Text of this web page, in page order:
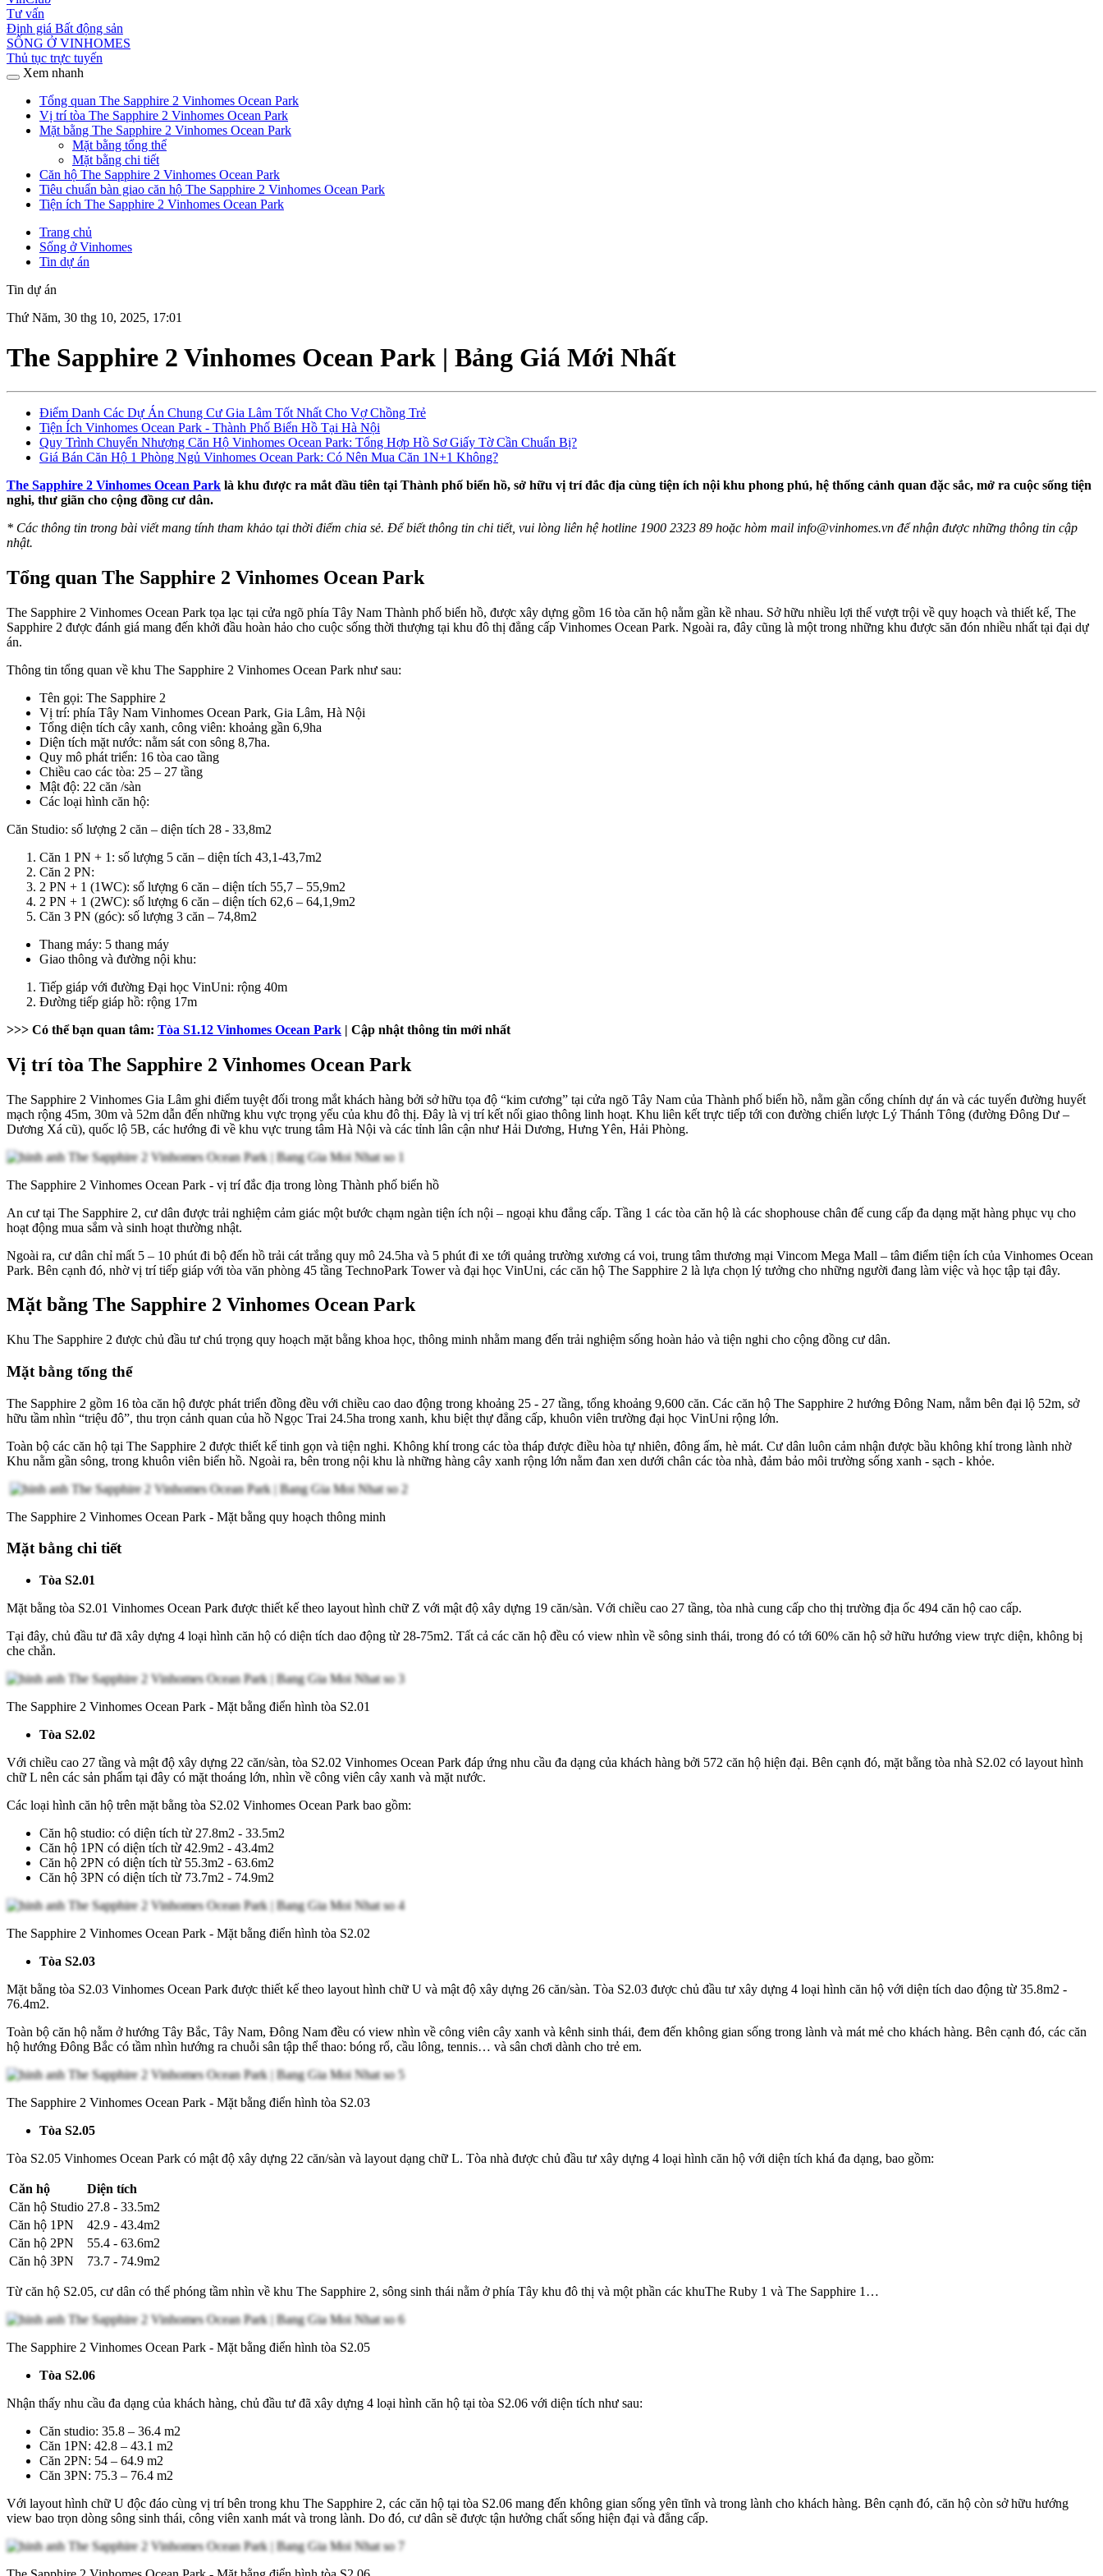
Tư vấn
Định giá Bất động sản
SỐNG Ở VINHOMES
Thủ tục trực tuyến
Xem nhanh
Tổng quan The Sapphire 2 Vinhomes Ocean Park
Vị trí tòa The Sapphire 2 Vinhomes Ocean Park
Mặt bằng The Sapphire 2 Vinhomes Ocean Park
Mặt bằng tổng thể
Mặt bằng chi tiết
Căn hộ The Sapphire 2 Vinhomes Ocean Park
Tiêu chuẩn bàn giao căn hộ The Sapphire 2 Vinhomes Ocean Park
Tiện ích The Sapphire 2 Vinhomes Ocean Park
Trang chủ
Sống ở Vinhomes
Tin dự án
Tin dự án
Thứ Năm, 30 thg 10, 2025, 17:01
The Sapphire 2 Vinhomes Ocean Park | Bảng Giá Mới Nhất
Điểm Danh Các Dự Án Chung Cư Gia Lâm Tốt Nhất Cho Vợ Chồng Trẻ
Tiện Ích Vinhomes Ocean Park - Thành Phố Biển Hồ Tại Hà Nội
Quy Trình Chuyển Nhượng Căn Hộ Vinhomes Ocean Park: Tổng Hợp Hồ Sơ Giấy Tờ Cần Chuẩn Bị?
Giá Bán Căn Hộ 1 Phòng Ngủ Vinhomes Ocean Park: Có Nên Mua Căn 1N+1 Không?
The Sapphire 2 Vinhomes Ocean Park là khu được ra mắt đầu tiên tại Thành phố biển hồ, sở hữu vị trí đắc địa cùng tiện ích nội khu phong phú, hệ thống cảnh quan đặc sắc, mở ra cuộc sống tiện
nghi, thư giãn cho cộng đồng cư dân.
* Các thông tin trong bài viết mang tính tham khảo tại thời điểm chia sẻ. Để biết thông tin chi tiết, vui lòng liên hệ hotline 1900 2323 89 hoặc hòm mail info@vinhomes.vn để nhận được những thông tin cập
nhật.
Tổng quan The Sapphire 2 Vinhomes Ocean Park
The Sapphire 2 Vinhomes Ocean Park tọa lạc tại cửa ngõ phía Tây Nam Thành phố biển hồ, được xây dựng gồm 16 tòa căn hộ nằm gần kề nhau. Sở hữu nhiều lợi thế vượt trội về quy hoạch và thiết kế, The
Sapphire 2 được đánh giá mang đến khởi đầu hoàn hảo cho cuộc sống thời thượng tại khu đô thị đẳng cấp Vinhomes Ocean Park. Ngoài ra, đây cũng là một trong những khu được săn đón nhiều nhất tại đại dự
án.
Thông tin tổng quan về khu The Sapphire 2 Vinhomes Ocean Park như sau:
Tên gọi: The Sapphire 2
Vị trí: phía Tây Nam Vinhomes Ocean Park, Gia Lâm, Hà Nội
Tổng diện tích cây xanh, công viên: khoảng gần 6,9ha
Diện tích mặt nước: nằm sát con sông 8,7ha.
Quy mô phát triển: 16 tòa cao tầng
Chiều cao các tòa: 25 – 27 tầng
Mật độ: 22 căn /sàn
Các loại hình căn hộ:
Căn Studio: số lượng 2 căn – diện tích 28 - 33,8m2
Căn 1 PN + 1: số lượng 5 căn – diện tích 43,1-43,7m2
Căn 2 PN:
2 PN + 1 (1WC): số lượng 6 căn – diện tích 55,7 – 55,9m2
2 PN + 1 (2WC): số lượng 6 căn – diện tích 62,6 – 64,1,9m2
Căn 3 PN (góc): số lượng 3 căn – 74,8m2
Thang máy: 5 thang máy
Giao thông và đường nội khu:
Tiếp giáp với đường Đại học VinUni: rộng 40m
Đường tiếp giáp hồ: rộng 17m
>>> Có thể bạn quan tâm: Tòa S1.12 Vinhomes Ocean Park | Cập nhật thông tin mới nhất
Vị trí tòa The Sapphire 2 Vinhomes Ocean Park
The Sapphire 2 Vinhomes Gia Lâm ghi điểm tuyệt đối trong mắt khách hàng bởi sở hữu tọa độ “kim cương” tại cửa ngõ Tây Nam của Thành phố biển hồ, nằm gần cổng chính dự án và các tuyến đường huyết
mạch rộng 45m, 30m và 52m dẫn đến những khu vực trọng yếu của khu đô thị. Đây là vị trí kết nối giao thông linh hoạt. Khu liên kết trực tiếp tới con đường chiến lược Lý Thánh Tông (đường Đông Dư –
Dương Xá cũ), quốc lộ 5B, các hướng đi về khu vực trung tâm Hà Nội và các tỉnh lân cận như Hải Dương, Hưng Yên, Hải Phòng.
The Sapphire 2 Vinhomes Ocean Park - vị trí đắc địa trong lòng Thành phố biển hồ
An cư tại The Sapphire 2, cư dân được trải nghiệm cảm giác một bước chạm ngàn tiện ích nội – ngoại khu đẳng cấp. Tầng 1 các tòa căn hộ là các shophouse chân đế cung cấp đa dạng mặt hàng phục vụ cho
hoạt động mua sắm và sinh hoạt thường nhật.
Ngoài ra, cư dân chỉ mất 5 – 10 phút đi bộ đến hồ trải cát trắng quy mô 24.5ha và 5 phút đi xe tới quảng trường xương cá voi, trung tâm thương mại Vincom Mega Mall – tâm điểm tiện ích của Vinhomes Ocean
Park. Bên cạnh đó, nhờ vị trí tiếp giáp với tòa văn phòng 45 tầng TechnoPark Tower và đại học VinUni, các căn hộ The Sapphire 2 là lựa chọn lý tưởng cho những người đang làm việc và học tập tại đây.
Mặt bằng The Sapphire 2 Vinhomes Ocean Park
Khu The Sapphire 2 được chủ đầu tư chú trọng quy hoạch mặt bằng khoa học, thông minh nhằm mang đến trải nghiệm sống hoàn hảo và tiện nghi cho cộng đồng cư dân.
Mặt bằng tổng thể
The Sapphire 2 gồm 16 tòa căn hộ được phát triển đồng đều với chiều cao dao động trong khoảng 25 - 27 tầng, tổng khoảng 9,600 căn. Các căn hộ The Sapphire 2 hướng Đông Nam, nằm bên đại lộ 52m, sở
hữu tầm nhìn “triệu đô”, thu trọn cảnh quan của hồ Ngọc Trai 24.5ha trong xanh, khu biệt thự đẳng cấp, khuôn viên trường đại học VinUni rộng lớn.
Toàn bộ các căn hộ tại The Sapphire 2 được thiết kế tinh gọn và tiện nghi. Không khí trong các tòa tháp được điều hòa tự nhiên, đông ấm, hè mát. Cư dân luôn cảm nhận được bầu không khí trong lành nhờ
Khu nằm gần sông, trong khuôn viên biển hồ. Ngoài ra, bên trong nội khu là những hàng cây xanh rộng lớn nằm đan xen dưới chân các tòa nhà, đảm bảo môi trường sống xanh - sạch - khỏe.
The Sapphire 2 Vinhomes Ocean Park - Mặt bằng quy hoạch thông minh
Mặt bằng chi tiết
Tòa S2.01
Mặt bằng tòa S2.01 Vinhomes Ocean Park được thiết kế theo layout hình chữ Z với mật độ xây dựng 19 căn/sàn. Với chiều cao 27 tầng, tòa nhà cung cấp cho thị trường địa ốc 494 căn hộ cao cấp.
Tại đây, chủ đầu tư đã xây dựng 4 loại hình căn hộ có diện tích dao động từ 28-75m2. Tất cả các căn hộ đều có view nhìn về sông sinh thái, trong đó có tới 60% căn hộ sở hữu hướng view trực diện, không bị
che chắn.
The Sapphire 2 Vinhomes Ocean Park - Mặt bằng điển hình tòa S2.01
Tòa S2.02
Với chiều cao 27 tầng và mật độ xây dựng 22 căn/sàn, tòa S2.02 Vinhomes Ocean Park đáp ứng nhu cầu đa dạng của khách hàng bởi 572 căn hộ hiện đại. Bên cạnh đó, mặt bằng tòa nhà S2.02 có layout hình
chữ L nên các sản phẩm tại đây có mặt thoáng lớn, nhìn về công viên cây xanh và mặt nước.
Các loại hình căn hộ trên mặt bằng tòa S2.02 Vinhomes Ocean Park bao gồm:
Căn hộ studio: có diện tích từ 27.8m2 - 33.5m2
Căn hộ 1PN có diện tích từ 42.9m2 - 43.4m2
Căn hộ 2PN có diện tích từ 55.3m2 - 63.6m2
Căn hộ 3PN có diện tích từ 73.7m2 - 74.9m2
The Sapphire 2 Vinhomes Ocean Park - Mặt bằng điển hình tòa S2.02
Tòa S2.03
Mặt bằng tòa S2.03 Vinhomes Ocean Park được thiết kế theo layout hình chữ U và mật độ xây dựng 26 căn/sàn. Tòa S2.03 được chủ đầu tư xây dựng 4 loại hình căn hộ với diện tích dao động từ 35.8m2 -
76.4m2.
Toàn bộ căn hộ nằm ở hướng Tây Bắc, Tây Nam, Đông Nam đều có view nhìn về công viên cây xanh và kênh sinh thái, đem đến không gian sống trong lành và mát mẻ cho khách hàng. Bên cạnh đó, các căn
hộ hướng Đông Bắc có tầm nhìn hướng ra chuỗi sân tập thể thao: bóng rổ, cầu lông, tennis… và sân chơi dành cho trẻ em.
The Sapphire 2 Vinhomes Ocean Park - Mặt bằng điển hình tòa S2.03
Tòa S2.05
Tòa S2.05 Vinhomes Ocean Park có mật độ xây dựng 22 căn/sàn và layout dạng chữ L. Tòa nhà được chủ đầu tư xây dựng 4 loại hình căn hộ với diện tích khá đa dạng, bao gồm:
Căn hộ
Diện tích
Căn hộ Studio 27.8 - 33.5m2
Căn hộ 1PN
42.9 - 43.4m2
Căn hộ 2PN
55.4 - 63.6m2
Căn hộ 3PN
73.7 - 74.9m2
Từ căn hộ S2.05, cư dân có thể phóng tầm nhìn về khu The Sapphire 2, sông sinh thái nằm ở phía Tây khu đô thị và một phần các khuThe Ruby 1 và The Sapphire 1…
The Sapphire 2 Vinhomes Ocean Park - Mặt bằng điển hình tòa S2.05
Tòa S2.06
Nhận thấy nhu cầu đa dạng của khách hàng, chủ đầu tư đã xây dựng 4 loại hình căn hộ tại tòa S2.06 với diện tích như sau:
Căn studio: 35.8 – 36.4 m2
Căn 1PN: 42.8 – 43.1 m2
Căn 2PN: 54 – 64.9 m2
Căn 3PN: 75.3 – 76.4 m2
Với layout hình chữ U độc đáo cùng vị trí bên trong khu The Sapphire 2, các căn hộ tại tòa S2.06 mang đến không gian sống yên tĩnh và trong lành cho khách hàng. Bên cạnh đó, căn hộ còn sở hữu hướng
view bao trọn dòng sông sinh thái, công viên xanh mát và trong lành. Do đó, cư dân sẽ được tận hưởng chất sống hiện đại và đẳng cấp.